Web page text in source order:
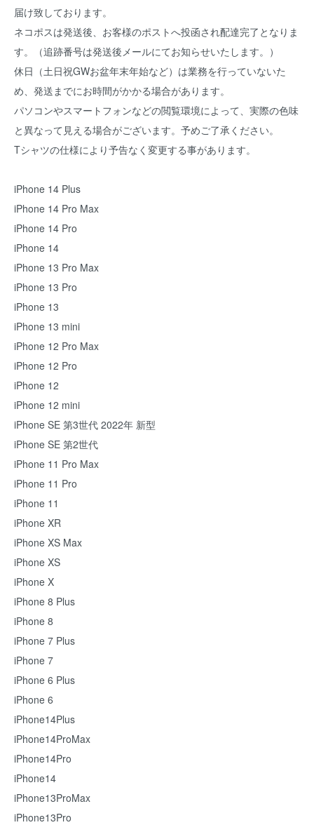
届け致しております。
ネコポスは発送後、お客様のポストへ投函され配達完了となりま
す。（追跡番号は発送後メールにてお知らせいたします。）
休日（土日祝GWお盆年末年始など）は業務を行っていないた
め、発送までにお時間がかかる場合があります。
パソコンやスマートフォンなどの閲覧環境によって、実際の色味
と異なって見える場合がございます。予めご了承ください。
Tシャツの仕様により予告なく変更する事があります。
iPhone 14 Plus
iPhone 14 Pro Max
iPhone 14 Pro
iPhone 14
iPhone 13 Pro Max
iPhone 13 Pro
iPhone 13
iPhone 13 mini
iPhone 12 Pro Max
iPhone 12 Pro
iPhone 12
iPhone 12 mini
iPhone SE 第3世代 2022年 新型
iPhone SE 第2世代
iPhone 11 Pro Max
iPhone 11 Pro
iPhone 11
iPhone XR
iPhone XS Max
iPhone XS
iPhone X
iPhone 8 Plus
iPhone 8
iPhone 7 Plus
iPhone 7
iPhone 6 Plus
iPhone 6
iPhone14Plus
iPhone14ProMax
iPhone14Pro
iPhone14
iPhone13ProMax
iPhone13Pro